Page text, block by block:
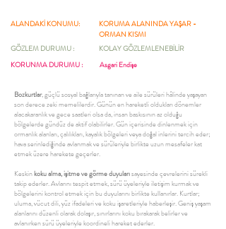
KORUMA ALANINDA YAŞAR -
ORMAN KISMI
ALANDAKİ KONUMU:
KOLAY GÖZLEMLENEBİLİR
GÖZLEM DURUMU :
KORUNMA DURUMU :
Asgari Endişe
Bozkurtlar, güçlü sosyal bağlarıyla tanınan ve aile sürüleri hâlinde yaşayan
son derece zeki memelilerdir. Günün en hareketli oldukları dönemler
alacakaranlık ve gece saatleri olsa da, insan baskısının az olduğu
bölgelerde gündüz de aktif olabilirler. Gün içerisinde dinlenmek için
ormanlık alanları, çalılıkları, kayalık bölgeleri veya doğal inlerini tercih eder;
hava serinlediğinde avlanmak ve sürüleriyle birlikte uzun mesafeler kat
etmek üzere harekete geçerler.
Keskinkoku alma, işitme ve görme duyularısayesinde çevrelerini sürekli
takip ederler. Avlarını tespit etmek, sürü üyeleriyle iletişim kurmak ve
bölgelerini kontrol etmek için bu duyularını birlikte kullanırlar. Kurtlar;
uluma, vücut dili, yüz ifadeleri ve koku işaretleriyle haberleşir. Geniş yaşam
alanlarını düzenli olarak dolaşır, sınırlarını koku bırakarak belirler ve
avlanırken sürü üyeleriyle koordineli hareket ederler.